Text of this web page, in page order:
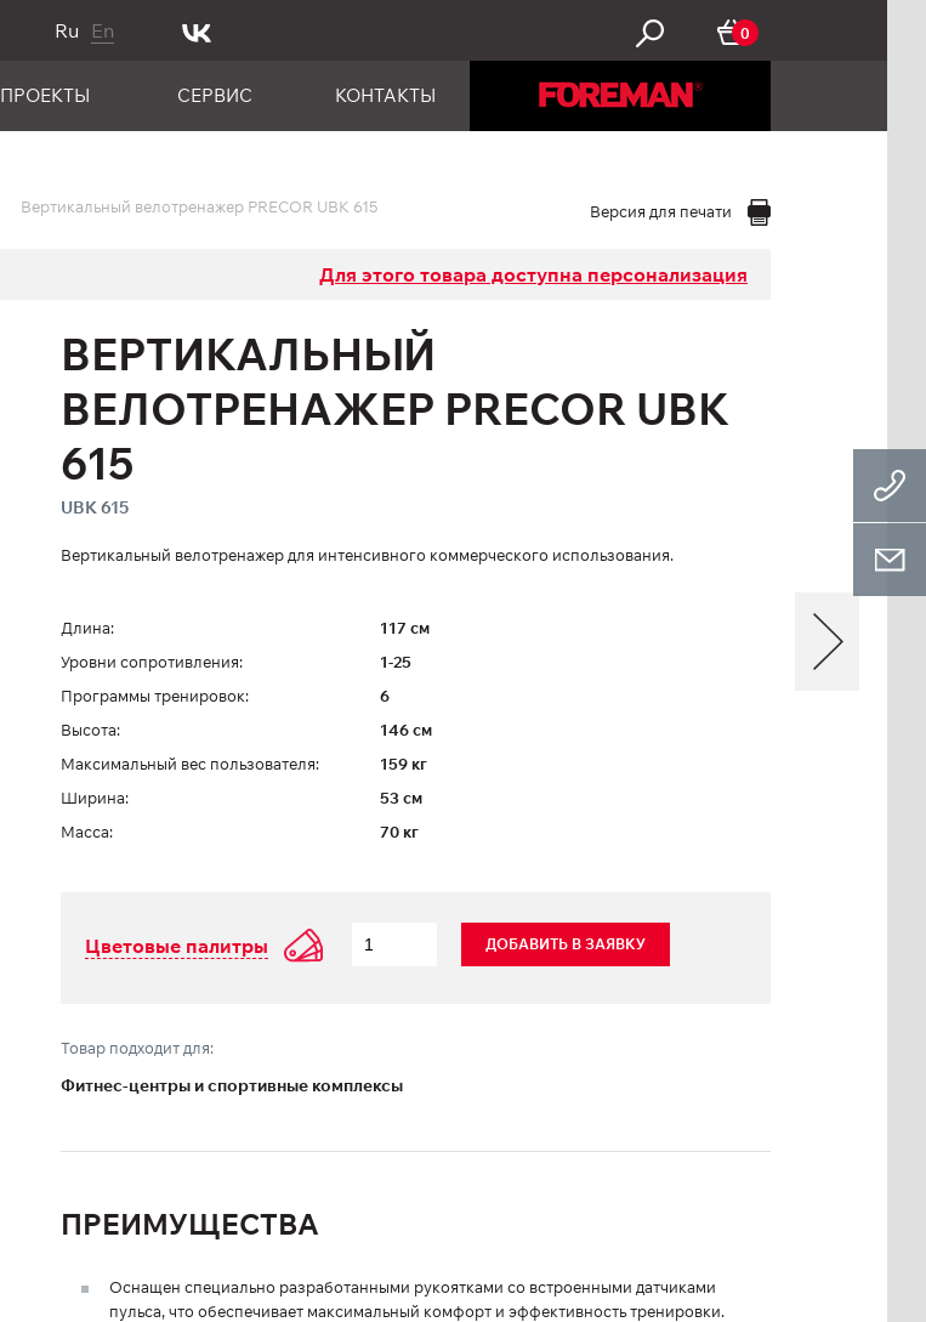
Ru En 0
ПРОЕКТЫ СЕРВИС КОНТАКТЫ
Вертикальный велотренажер PRECOR UBK 615 Версия для печати
Для этого товара доступна персонализация
ВЕРТИКАЛЬНЫЙ
ВЕЛОТРЕНАЖЕР PRECOR UBK
615
UBK 615
Вертикальный велотренажер для интенсивного коммерческого использования.
Длина:
117 см
Уровни сопротивления:
1-25
Программы тренировок:
6
Высота:
146 см
Максимальный вес пользователя:
159 кг
Ширина:
53 см
Масса:
70 кг
Цветовые палитры ДОБАВИТЬ В ЗАЯВКУ
Товар подходит для:
Фитнес-центры и спортивные комплексы
ПРЕИМУЩЕСТВА
Оснащен специально разработанными рукоятками со встроенными датчиками
пульса, что обеспечивает максимальный комфорт и эффективность тренировки.